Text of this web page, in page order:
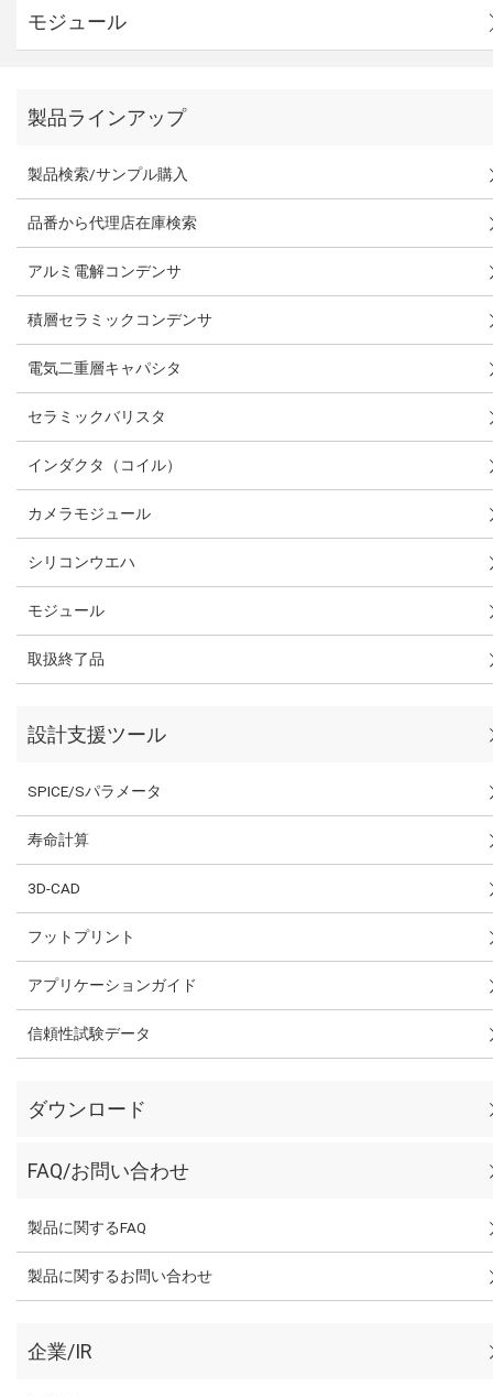
モジュール
製品ラインアップ
製品検索/サンプル購入
品番から代理店在庫検索
アルミ電解コンデンサ
積層セラミックコンデンサ
電気二重層キャパシタ
セラミックバリスタ
インダクタ（コイル）
カメラモジュール
シリコンウエハ
モジュール
取扱終了品
設計支援ツール
SPICE/Sパラメータ
寿命計算
3D-CAD
フットプリント
アプリケーションガイド
信頼性試験データ
ダウンロード
FAQ/お問い合わせ
製品に関するFAQ
製品に関するお問い合わせ
企業/IR